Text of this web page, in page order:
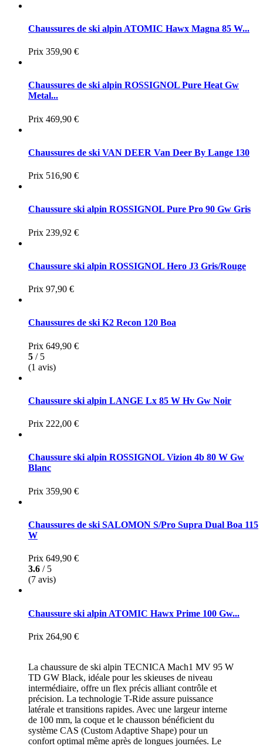
Chaussures de ski alpin ATOMIC Hawx Magna 85 W...
Prix 359,90 €
Chaussures de ski alpin ROSSIGNOL Pure Heat Gw
Metal...
Prix 469,90 €
Chaussures de ski VAN DEER Van Deer By Lange 130
Prix 516,90 €
Chaussure ski alpin ROSSIGNOL Pure Pro 90 Gw Gris
Prix 239,92 €
Chaussure ski alpin ROSSIGNOL Hero J3 Gris/Rouge
Prix 97,90 €
Chaussures de ski K2 Recon 120 Boa
Prix 649,90 €
5 / 5
(1 avis)
Chaussure ski alpin LANGE Lx 85 W Hv Gw Noir
Prix 222,00 €
Chaussure ski alpin ROSSIGNOL Vizion 4b 80 W Gw
Blanc
Prix 359,90 €
Chaussures de ski SALOMON S/Pro Supra Dual Boa 115
W
Prix 649,90 €
3.6 / 5
(7 avis)
Chaussure ski alpin ATOMIC Hawx Prime 100 Gw...
Prix 264,90 €
La chaussure de ski alpin TECNICA Mach1 MV 95 W
TD GW Black, idéale pour les skieuses de niveau
intermédiaire, offre un flex précis alliant contrôle et
précision. La technologie T-Ride assure puissance
latérale et transitions rapides. Avec une largeur interne
de 100 mm, la coque et le chausson bénéficient du
système CAS (Custom Adaptive Shape) pour un
confort optimal même après de longues journées. Le